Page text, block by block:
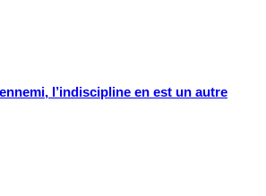
l’indiscipline en est un autre